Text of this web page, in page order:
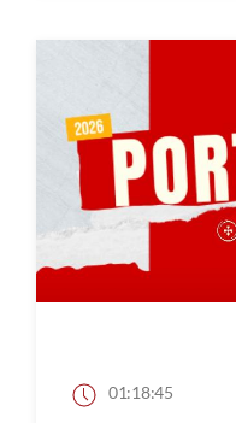
01:18:45